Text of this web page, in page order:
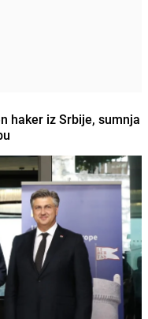
haker iz Srbije, sumnja